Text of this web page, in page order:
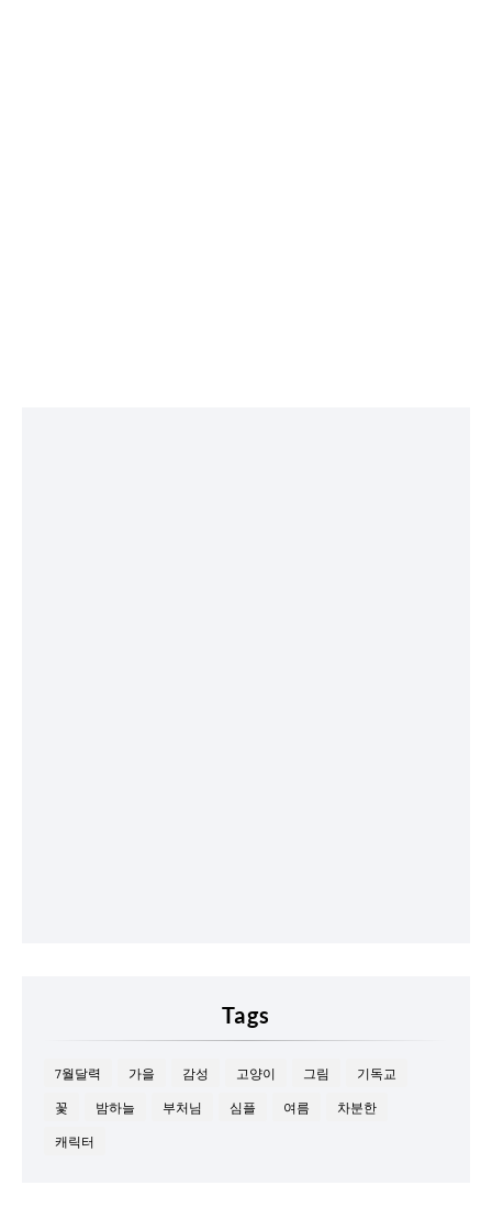
Tags
7월달력 가을 감성 고양이 그림 기독교
꽃 밤하늘 부처님 심플 여름 차분한
캐릭터